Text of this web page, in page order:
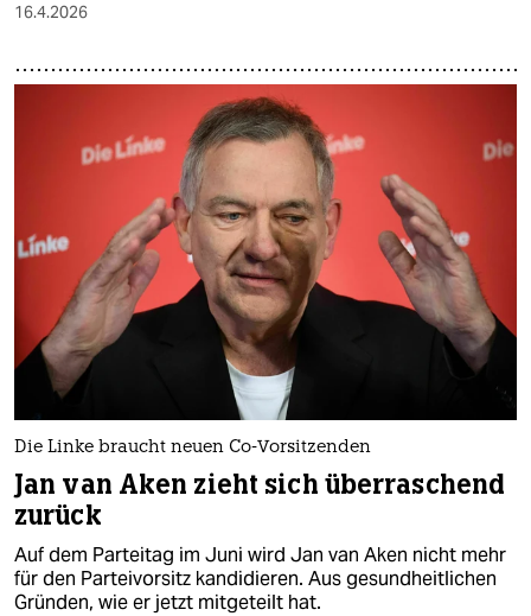
16.4.2026
Die Linke braucht neuen Co-Vorsitzenden
Jan van Aken zieht sich überraschend
zurück
Auf dem Parteitag im Juni wird Jan van Aken nicht mehr
für den Parteivorsitz kandidieren. Aus gesundheitlichen
Gründen, wie er jetzt mitgeteilt hat.